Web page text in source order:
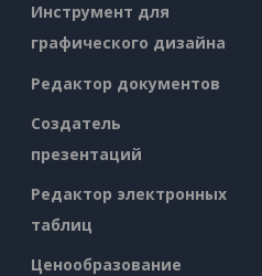
Инструмент для
графического дизайна
Редактор документов
Создатель
презентаций
Редактор электронных
таблиц
Ценообразование